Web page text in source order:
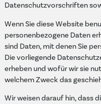
Datenschutzvorschriften
Wenn Sie diese Website
personenbezogene Daten
sind Daten, mit denen Sie
Die vorliegende
erheben und wofür wir sie
welchem Zweck das
Wir weisen darauf hin, dass